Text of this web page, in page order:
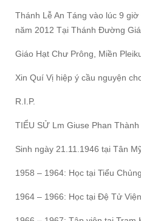
Thánh Lễ An Táng vào lúc 9
năm 2012 Tại Thánh Đường
Giáo Hạt Chư Prông, Miền
Xin Quí Vị hiệp ý cầu nguyện
R.I.P.
TIỂU SỬ Lm Giuse Phan
Sinh ngày 21.11.1946 tại Tân
1958 – 1964: Học tại Tiểu
1964 – 1966: Học tại Đệ Tử